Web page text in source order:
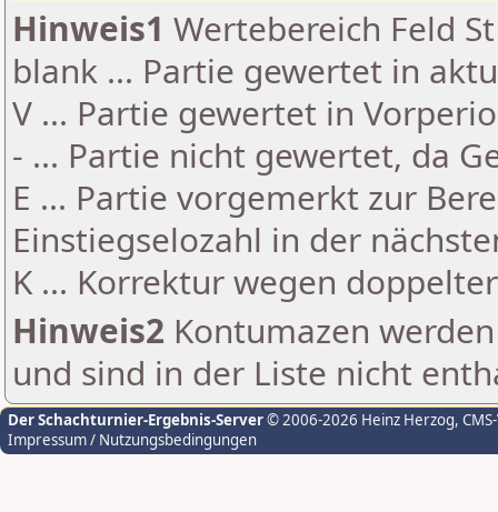
Hinweis1 Wertebereich Feld
blank ... Partie gewertet in
V ... Partie gewertet in
- ... Partie nicht gewertet, da
E ... Partie vorgemerkt zur
Einstiegselozahl in der
K ... Korrektur wegen
Hinweis2 Kontumazen
und sind in der Liste nicht
Der Schachturnier-Ergebnis-Server© 2006-2026 Heinz Herzog,
Impressum / Nutzungsbedingungen